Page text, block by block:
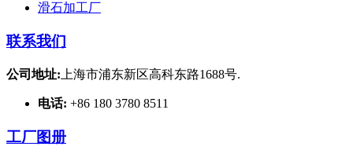
滑石加工厂
联系我们
公司地址: 上海市浦东新区高科东路1688号.
电话: +86 180 3780 8511
工厂图册